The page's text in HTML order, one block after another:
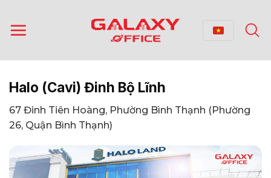
qua
nội
Halo (Cavi) Đinh Bộ Lĩnh
67 Đinh Tiên Hoàng, Phường Bình Thạnh (Phường
26, Quận Bình Thạnh)